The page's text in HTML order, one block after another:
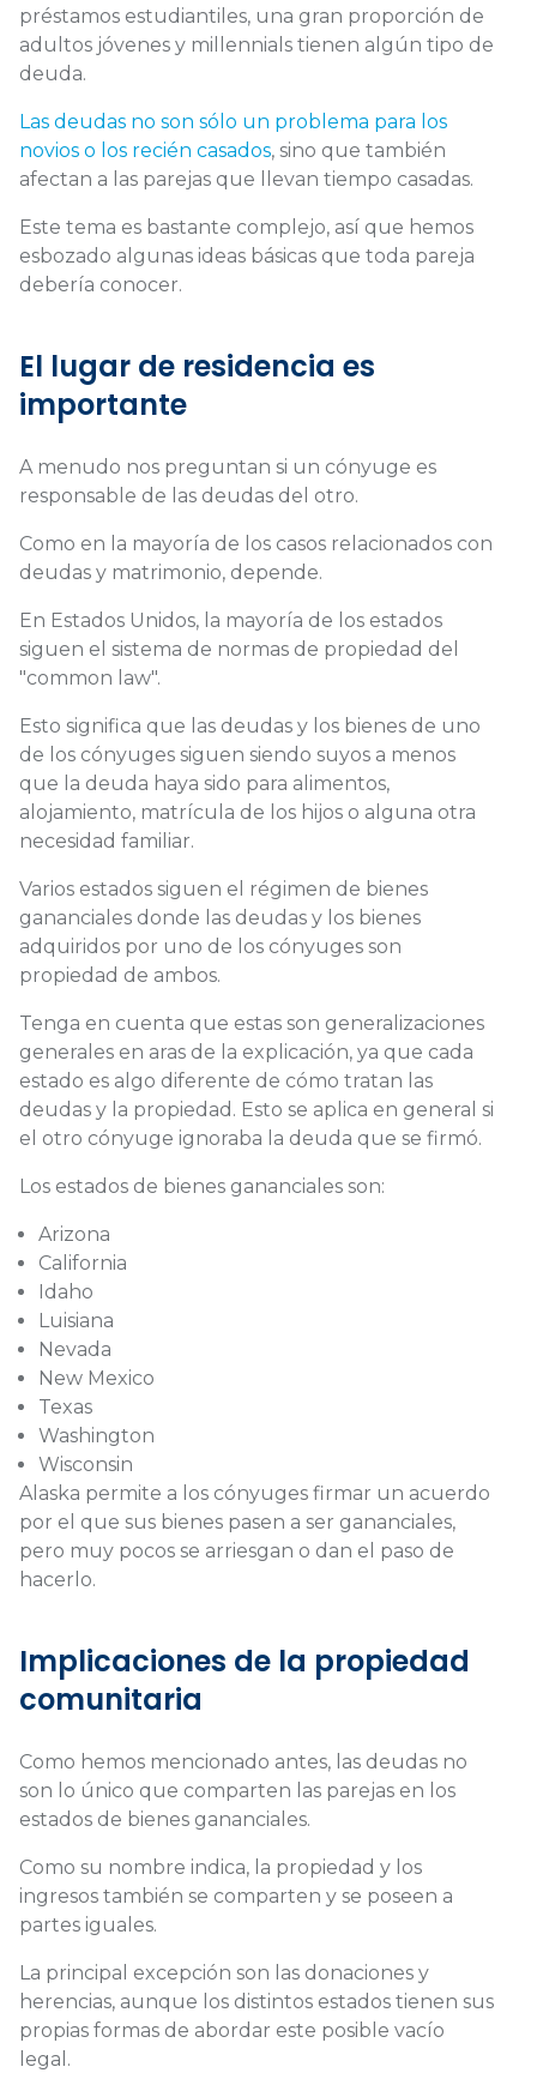
préstamos estudiantiles, una gran proporción de
adultos jóvenes y millennials tienen algún tipo de
deuda.
Las deudas no son sólo un problema para los
novios o los recién casados, sino que también
afectan a las parejas que llevan tiempo casadas.
Este tema es bastante complejo, así que hemos
esbozado algunas ideas básicas que toda pareja
debería conocer.
El lugar de residencia es
importante
A menudo nos preguntan si un cónyuge es
responsable de las deudas del otro.
Como en la mayoría de los casos relacionados con
deudas y matrimonio, depende.
En Estados Unidos, la mayoría de los estados
siguen el sistema de normas de propiedad del
"common law".
Esto significa que las deudas y los bienes de uno
de los cónyuges siguen siendo suyos a menos
que la deuda haya sido para alimentos,
alojamiento, matrícula de los hijos o alguna otra
necesidad familiar.
Varios estados siguen el régimen de bienes
gananciales donde las deudas y los bienes
adquiridos por uno de los cónyuges son
propiedad de ambos.
Tenga en cuenta que estas son generalizaciones
generales en aras de la explicación, ya que cada
estado es algo diferente de cómo tratan las
deudas y la propiedad. Esto se aplica en general si
el otro cónyuge ignoraba la deuda que se firmó.
Los estados de bienes gananciales son:
Arizona
California
Idaho
Luisiana
Nevada
New Mexico
Texas
Washington
Wisconsin
Alaska permite a los cónyuges firmar un acuerdo
por el que sus bienes pasen a ser gananciales,
pero muy pocos se arriesgan o dan el paso de
hacerlo.
Implicaciones de la propiedad
comunitaria
Como hemos mencionado antes, las deudas no
son lo único que comparten las parejas en los
estados de bienes gananciales.
Como su nombre indica, la propiedad y los
ingresos también se comparten y se poseen a
partes iguales.
La principal excepción son las donaciones y
herencias, aunque los distintos estados tienen sus
propias formas de abordar este posible vacío
legal.